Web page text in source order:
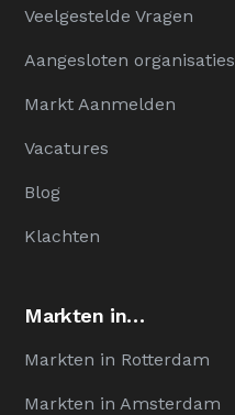
Veelgestelde Vragen
Aangesloten organisaties
Markt Aanmelden
Vacatures
Blog
Klachten
Markten in…
Markten in Rotterdam
Markten in Amsterdam